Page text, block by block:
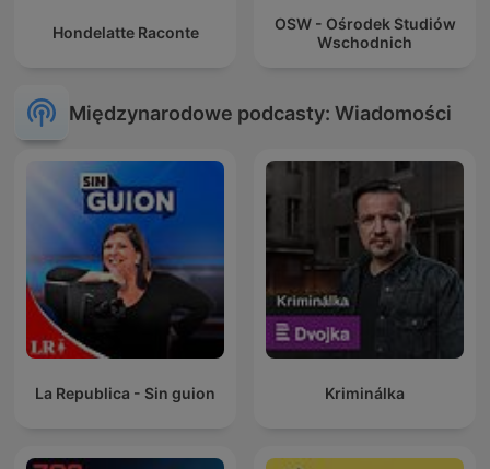
Hondelatte Raconte
OSW - Ośrodek Studiów
Wschodnich
Międzynarodowe podcasty: Wiadomości
La Republica - Sin guion Kriminálka